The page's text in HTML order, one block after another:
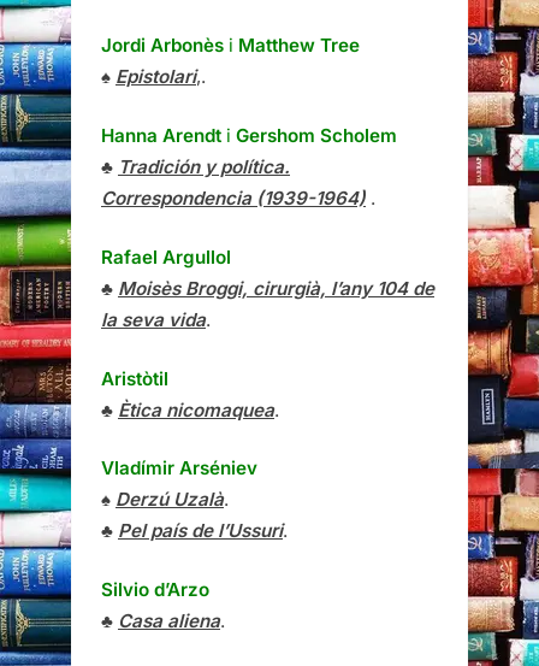
Jordi Arbonès i Matthew Tree
♠ Epistolari,.
Hanna Arendt i Gershom Scholem
♣ Tradición y política.
Correspondencia (1939-1964) .
Rafael Argullol
♣ Moisès Broggi, cirurgià, l’any 104 de
la seva vida.
Aristòtil
♣ Ètica nicomaquea.
Vladímir Arséniev
♠ Derzú Uzalà.
♣ Pel país de l’Ussuri.
Silvio d’Arzo
♣ Casa aliena.